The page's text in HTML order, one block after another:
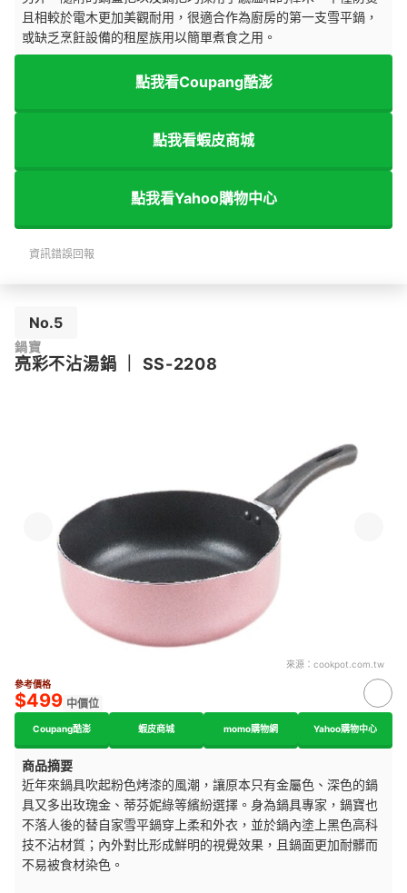
且相較於電木更加美觀耐用，很適合作為廚房的第一支雪平鍋，
或缺乏烹飪設備的租屋族用以簡單煮食之用。
點我看Coupang酷澎
點我看蝦皮商城
點我看Yahoo購物中心
資訊錯誤回報
No.5
鍋寶
亮彩不沾湯鍋 SS-2208
來源： cookpot.com.tw
參考價格
$499 中價位
Coupang酷澎 蝦皮商城 momo購物網 Yahoo購物中心
商品摘要
近年來鍋具吹起粉色烤漆的風潮，讓原本只有金屬色、深色的鍋
具又多出玫瑰金、蒂芬妮綠等繽紛選擇。身為鍋具專家，鍋寶也
不落人後的替自家雪平鍋穿上柔和外衣，並於鍋內塗上黑色高科
技不沾材質；內外對比形成鮮明的視覺效果，且鍋面更加耐髒而
不易被食材染色。